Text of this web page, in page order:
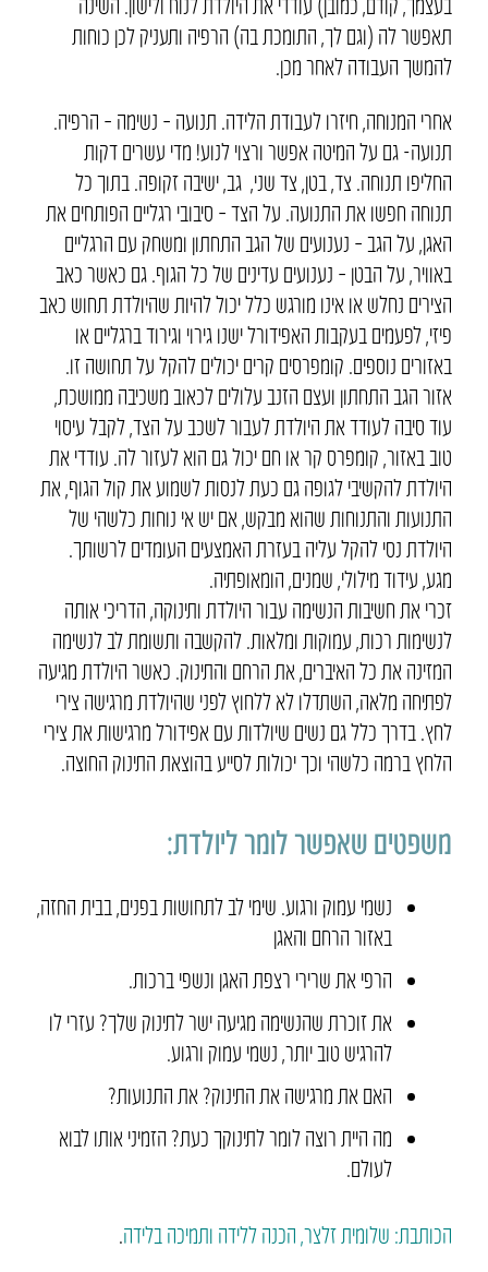
תאפשר לה (וגם לך, התומכת בה) הרפיה ותעניק לכן כוחות
להמשך העבודה לאחר מכן.
אחרי המנוחה, חיזרו לעבודת הלידה. תנועה – נשימה – הרפיה.
תנועה- גם על המיטה אפשר ורצוי לנוע! מדי עשרים דקות
החליפו תנוחה. צד, בטן, צד שני, גב, ישיבה זקופה. בתוך כל
תנוחה חפשו את התנועה. על הצד – סיבובי רגליים הפותחים את
האגן, על הגב – נענועים של הגב התחתון ומשחק עם הרגליים
באוויר, על הבטן – נענועים עדינים של כל הגוף. גם כאשר כאב
הצירים נחלש או אינו מורגש כלל יכול להיות שהיולדת תחוש כאב
פיזי, לפעמים בעקבות האפידורל ישנו גירוי וגירוד ברגליים או
באזורים נוספים. קומפרסים קרים יכולים להקל על תחושה זו.
אזור הגב התחתון ועצם הזנב עלולים לכאוב משכיבה ממושכת,
עוד סיבה לעודד את היולדת לעבור לשכב על הצד, לקבל עיסוי
טוב באזור, קומפרס קר או חם יכול גם הוא לעזור לה. עודדי את
היולדת להקשיבי לגופה גם כעת לנסות לשמוע את קול הגוף, את
התנועות והתנוחות שהוא מבקש, אם יש אי נוחות כלשהי של
היולדת נסי להקל עליה בעזרת האמצעים העומדים לרשותך.
מגע, עידוד מילולי, שמנים, הומאופתיה.
זכרי את חשיבות הנשימה עבור היולדת ותינוקה, הדריכי אותה
לנשימות רכות, עמוקות ומלאות. להקשבה ותשומת לב לנשימה
המזינה את כל האיברים, את הרחם והתינוק. כאשר היולדת מגיעה
לפתיחה מלאה, השתדלו לא ללחוץ לפני שהיולדת מרגישה צירי
לחץ. בדרך כלל גם נשים שיולדות עם אפידורל מרגישות את צירי
הלחץ ברמה כלשהי וכך יכולות לסייע בהוצאת התינוק החוצה.
משפטים שאפשר לומר ליולדת:
נשמי עמוק ורגוע. שימי לב לתחושות בפנים, בבית החזה,
באזור הרחם והאגן
הרפי את שרירי רצפת האגן ונשפי ברכות.
את זוכרת שהנשימה מגיעה ישר לתינוק שלך? עזרי לו
להרגיש טוב יותר, נשמי עמוק ורגוע.
האם את מרגישה את התינוק? את התנועות?
מה היית רוצה לומר לתינוקך כעת? הזמיני אותו לבוא
לעולם.
הכותבת: שלומית זלצר, הכנה ללידה ותמיכה בלידה.